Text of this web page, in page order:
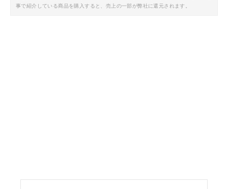
事で紹介している商品を購入すると、売上の一部が弊社に還元されます。